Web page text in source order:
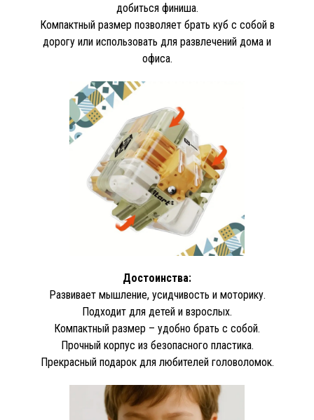
добиться финиша.
Компактный размер позволяет брать куб с собой в
дорогу или использовать для развлечений дома и
офиса.
Достоинства:
Развивает мышление, усидчивость и моторику.
Подходит для детей и взрослых.
Компактный размер – удобно брать с собой.
Прочный корпус из безопасного пластика.
Прекрасный подарок для любителей головоломок.